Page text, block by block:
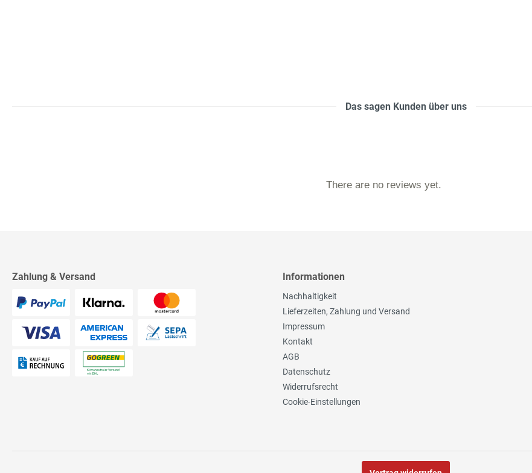
Das sagen Kunden über uns
There are no reviews yet.
Zahlung & Versand Informationen
Nachhaltigkeit
Lieferzeiten, Zahlung und Versand
Impressum
Kontakt
AGB
Datenschutz
Widerrufsrecht
Cookie-Einstellungen